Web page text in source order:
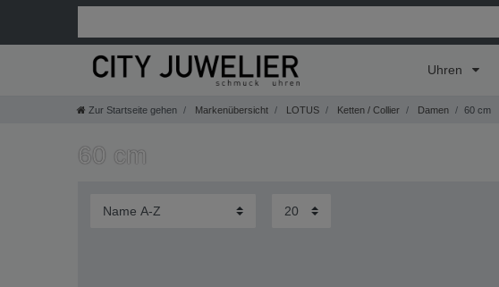
Uhren
Zur Startseite gehen Markenübersicht LOTUS Ketten / Collier Damen 60 cm
60 cm